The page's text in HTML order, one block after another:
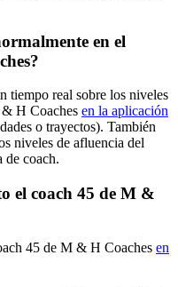
en el
tiempo real sobre los niveles
H Coaches en la aplicación
o trayectos). También
niveles de afluencia del
de coach.
el coach 45 de M &
45 de M & H Coaches en